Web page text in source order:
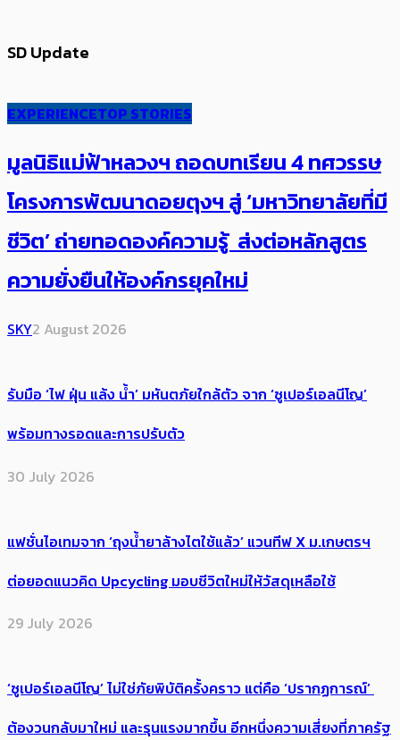
SD Update
EXPERIENCETOP STORIES
มูลนิธิแม่ฟ้าหลวงฯ ถอดบทเรียน 4 ทศวรรษ
โครงการพัฒนาดอยตุงฯ สู่ ‘มหาวิทยาลัยที่มี
ชีวิต’ ถ่ายทอดองค์ความรู้ ส่งต่อหลักสูตร
ความยั่งยืนให้องค์กรยุคใหม่
SKY2 August 2026
รับมือ ‘ไฟ ฝุ่น แล้ง น้ำ’ มหันตภัยใกล้ตัว จาก ‘ซูเปอร์เอลนีโญ’
พร้อมทางรอดและการปรับตัว
30 July 2026
แฟชั่นไอเทมจาก ‘ถุงน้ำยาล้างไตใช้แล้ว’ แวนทีฟ X ม.เกษตรฯ
ต่อยอดแนวคิด Upcycling มอบชีวิตใหม่ให้วัสดุเหลือใช้
29 July 2026
‘ซูเปอร์เอลนีโญ’ ไม่ใช่ภัยพิบัติครั้งคราว แต่คือ ‘ปรากฏการณ์’ ​
ต้อง​วนกลับมาใหม่ และรุนแรงมากขึ้น อีกหนึ่งความเสี่ยงที่ภาครัฐ